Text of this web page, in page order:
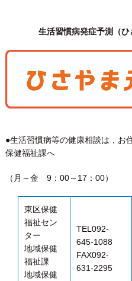
生活習慣病発症予測（ひさ
●生活習慣病等の健康相談は，お
保健福祉課へ
（月～金 9：00～17：00）
東区保健
福祉セン
ター
地域保健
福祉課
地域保健
TEL092-
645-1088
FAX092-
631-2295